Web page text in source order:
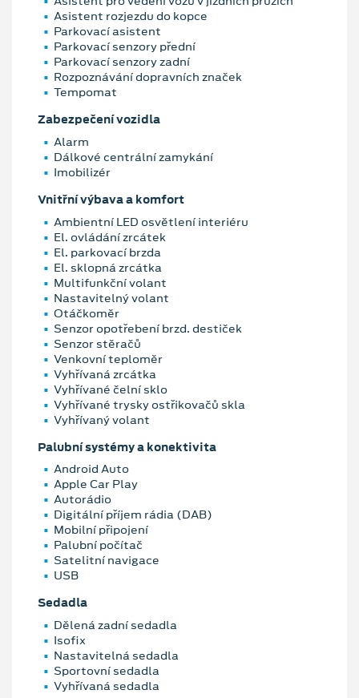
Asistent rozjezdu do kopce
Parkovací asistent
Parkovací senzory přední
Parkovací senzory zadní
Rozpoznávání dopravních značek
Tempomat
Zabezpečení vozidla
Alarm
Dálkové centrální zamykání
Imobilizér
Vnitřní výbava a komfort
Ambientní LED osvětlení interiéru
El. ovládání zrcátek
El. parkovací brzda
El. sklopná zrcátka
Multifunkční volant
Nastavitelný volant
Otáčkoměr
Senzor opotřebení brzd. destiček
Senzor stěračů
Venkovní teploměr
Vyhřívaná zrcátka
Vyhřívané čelní sklo
Vyhřívané trysky ostřikovačů skla
Vyhřívaný volant
Palubní systémy a konektivita
Android Auto
Apple Car Play
Autorádio
Digitální příjem rádia (DAB)
Mobilní připojení
Palubní počítač
Satelitní navigace
USB
Sedadla
Dělená zadní sedadla
Isofix
Nastavitelná sedadla
Sportovní sedadla
Vyhřívaná sedadla